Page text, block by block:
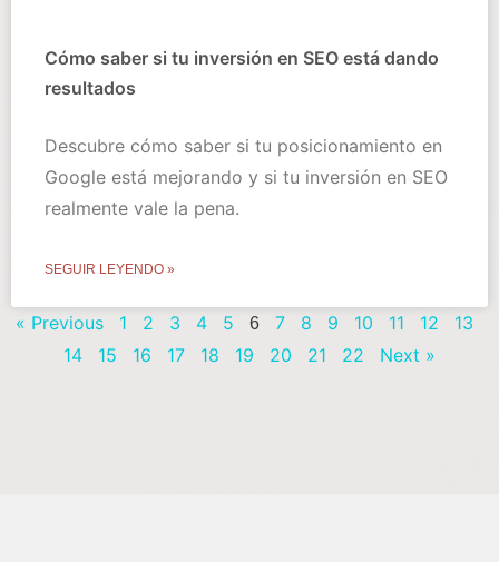
Cómo saber si tu inversión en SEO está dando
resultados
Descubre cómo saber si tu posicionamiento en
Google está mejorando y si tu inversión en SEO
realmente vale la pena.
SEGUIR LEYENDO »
« Previous 1 2 3 4 5 6 7 8 9 10 11 12
13
14
15 16 17 18 19 20 21 22 Next »